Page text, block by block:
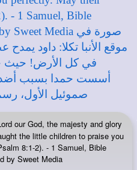
our God, the majesty and glory
the little children to praise you
8:1-2). - 1 Samuel, Bible
by Sweet Media